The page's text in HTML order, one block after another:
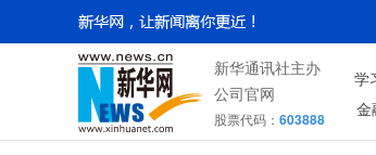
新华通讯社主办
公司官网
股票代码： 603888
学
金